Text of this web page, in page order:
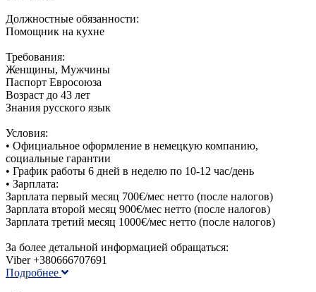
Должностные обязанности:
Помощник на кухне
Требования:
Женщины, Мужчины
Паспорт Евросоюза
Возраст до 43 лет
Знания русского язык
Условия:
• Официальное оформление в немецкую компанию,
социальные гарантии
• График работы 6 дней в неделю по 10-12 час/день
• Зарплата:
Зарплата первый месяц 700€/мес нетто (после налогов)
Зарплата второй месяц 900€/мес нетто (после налогов)
Зарплата третий месяц 1000€/мес нетто (после налогов)
За более детальной информацией обращаться:
Viber +380666707691
Подробнее